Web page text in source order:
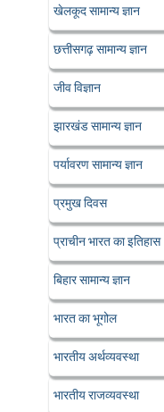
खेलकूद सामान्य ज्ञान
छत्तीसगढ़ सामान्य ज्ञान
जीव विज्ञान
झारखंड सामान्य ज्ञान
पर्यावरण सामान्य ज्ञान
प्रमुख दिवस
प्राचीन भारत का इतिहास
बिहार सामान्य ज्ञान
भारत का भूगोल
भारतीय अर्थव्यवस्था
भारतीय राजव्यवस्था